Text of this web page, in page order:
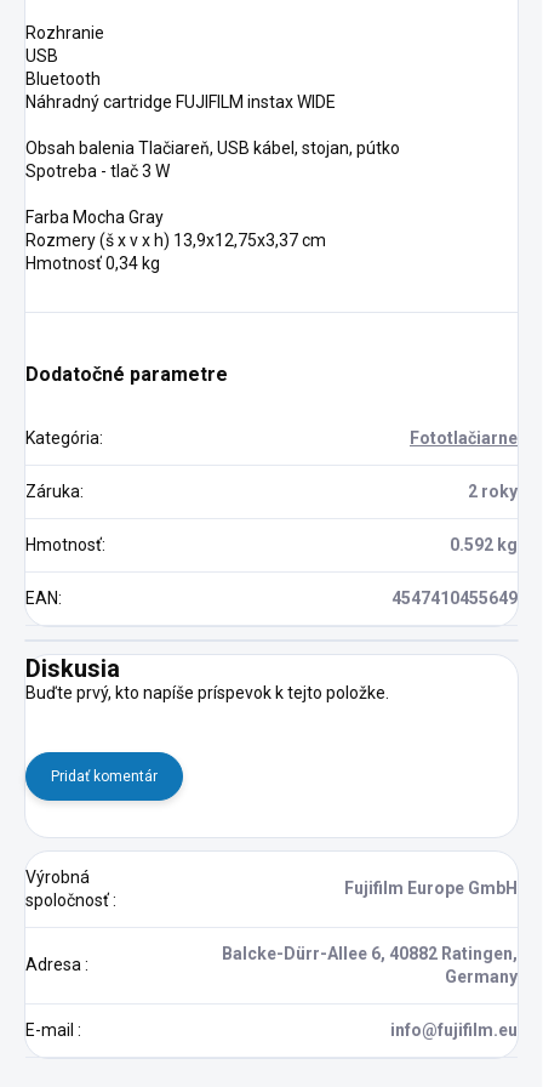
Rozhranie
USB
Bluetooth
Náhradný cartridge FUJIFILM instax WIDE
Obsah balenia Tlačiareň, USB kábel, stojan, pútko
Spotreba - tlač 3 W
Farba Mocha Gray
Rozmery (š x v x h) 13,9x12,75x3,37 cm
Hmotnosť 0,34 kg
Dodatočné parametre
Kategória: Fototlačiarne
Záruka: 2 roky
Hmotnosť: 0.592 kg
EAN: 4547410455649
Diskusia
Buďte prvý, kto napíše príspevok k tejto položke.
Pridať komentár
Výrobná
spoločnosť:
Fujifilm Europe GmbH
Adresa :
Balcke-Dürr-Allee 6, 40882 Ratingen,
Germany
E-mail : info@fujifilm.eu